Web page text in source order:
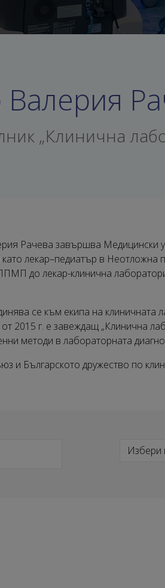
„Клинична
Рачева завършва Медицински
като лекар–педиатър в
до лекар-клинична
се към екипа на
от 2015 г. е завеждащ „Клинична
методи в лабораторната
и Българското дружество по